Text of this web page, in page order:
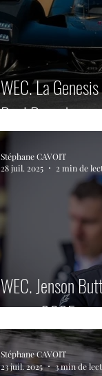
WEC. La
Paul Ricard.
WEC. Jenson
saison 2025.
Stéphane CAVOIT
28 juil. 2025
2 min de
Stéphane CAVOIT
23 juil. 2025
3 min de